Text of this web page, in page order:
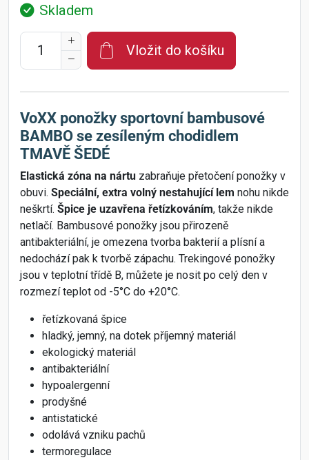
Skladem
Vložit do košíku
VoXX ponožky sportovní bambusové
BAMBO se zesíleným chodidlem
TMAVĚ ŠEDÉ
Elastická zóna na nártu zabraňuje přetočení ponožky v
obuvi. Speciální, extra volný nestahující lem nohu nikde
neškrtí. Špice je uzavřena řetízkováním, takže nikde
netlačí. Bambusové ponožky jsou přirozeně
antibakteriální, je omezena tvorba bakterií a plísní a
nedochází pak k tvorbě zápachu. Trekingové ponožky
jsou v teplotní třídě B, můžete je nosit po celý den v
rozmezí teplot od -5°C do +20°C.
řetízkovaná špice
hladký, jemný, na dotek příjemný materiál
ekologický materiál
antibakteriální
hypoalergenní
prodyšné
antistatické
odolává vzniku pachů
termoregulace